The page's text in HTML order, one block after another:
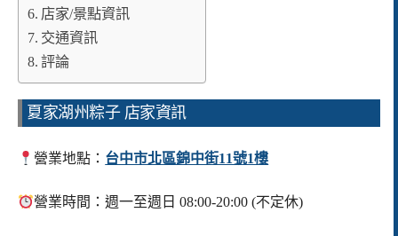
店家/景點資訊
交通資訊
評論
夏家湖州粽子 店家資訊
營業地點： 台中市北區錦中街11號1樓
營業時間：週一至週日 08:00-20:00 (不定休)